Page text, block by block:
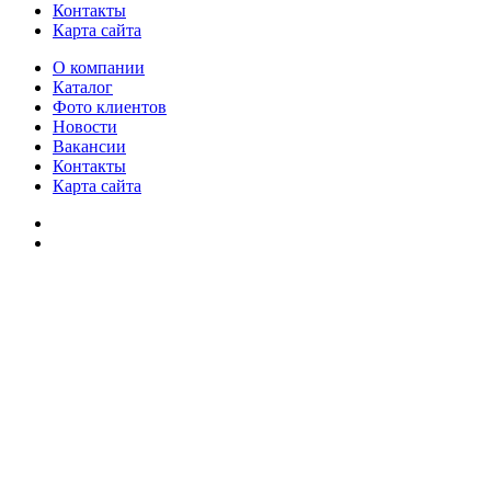
Контакты
Карта сайта
О компании
Каталог
Фото клиентов
Новости
Вакансии
Контакты
Карта сайта